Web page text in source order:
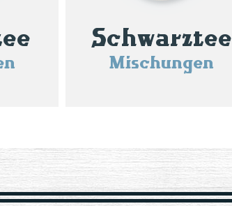
Schwarztee
Mischungen